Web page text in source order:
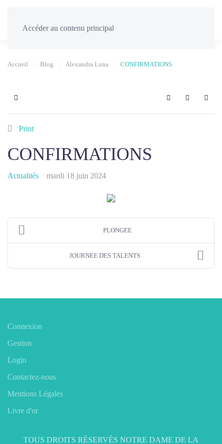
Accéder au contenu principal
Accueil Blog Alexandra Luna CONFIRMATIONS
Home SearchSign In
Print
CONFIRMATIONS
Actualités mardi 18 juin 2024
PLONGEE
JOURNEE DES TALENTS
Connexion
Gestion
Login
Contactez-nous
Mentions Légales
Livre d'or
TOUS DROITS RÉSERVÉS NOTRE DAME DE LA